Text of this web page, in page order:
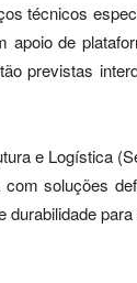
técnicos
apoio de
previstas
e Logística
soluções